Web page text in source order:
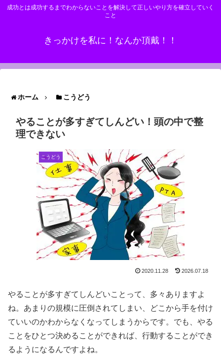
成功とは成功するまでわからないことを解決して正しいやり方を確立していく
こと
きっかけを私に！なんか頂戴！！
ホーム こうどう
やることが多すぎてしんどい！頭の中で整
理できない
こうどう
2020.11.28 2026.07.18
やることが多すぎてしんどいことって、多々ありますよ
ね。あまりの規模に圧倒されてしまい、どこから手を付け
ていいのかわからなくなってしまうからです。でも、やる
ことをひとつ決めることができれば、行動することができ
るようになるんですよね。